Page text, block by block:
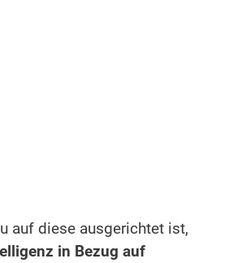
auf diese ausgerichtet ist,
in Bezug auf